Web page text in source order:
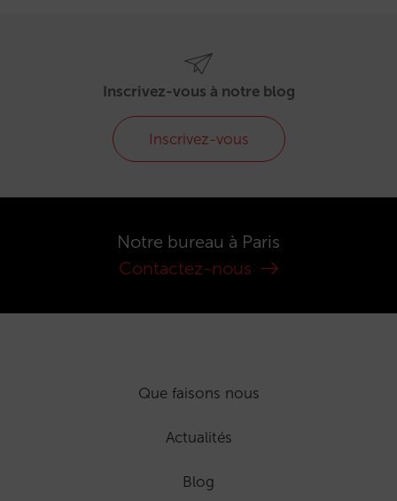
Inscrivez-vous à notre blog
Inscrivez-vous
Notre bureau à Paris
Contactez-nous
Que faisons nous
Actualités
Blog